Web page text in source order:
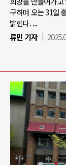
구하며 오는 31일
밝힌다. ...
류민 기자